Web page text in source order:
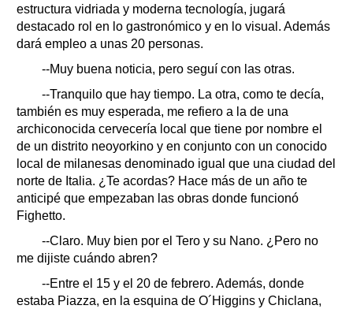
estructura vidriada y moderna tecnología, jugará
destacado rol en lo gastronómico y en lo visual. Además
dará empleo a unas 20 personas.
--Muy buena noticia, pero seguí con las otras.
--Tranquilo que hay tiempo. La otra, como te decía,
también es muy esperada, me refiero a la de una
archiconocida cervecería local que tiene por nombre el
de un distrito neoyorkino y en conjunto con un conocido
local de milanesas denominado igual que una ciudad del
norte de Italia. ¿Te acordas? Hace más de un año te
anticipé que empezaban las obras donde funcionó
Fighetto.
--Claro. Muy bien por el Tero y su Nano. ¿Pero no
me dijiste cuándo abren?
--Entre el 15 y el 20 de febrero. Además, donde
estaba Piazza, en la esquina de O´Higgins y Chiclana,